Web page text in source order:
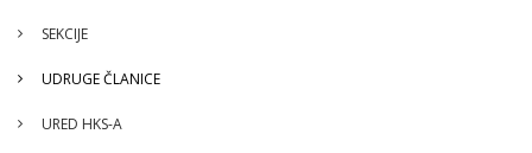
SEKCIJE
UDRUGE ČLANICE
URED HKS-A